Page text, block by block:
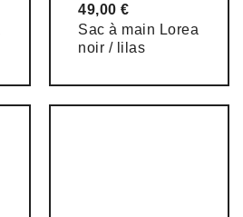
49,00 €
Sac à main Lorea
noir / lilas